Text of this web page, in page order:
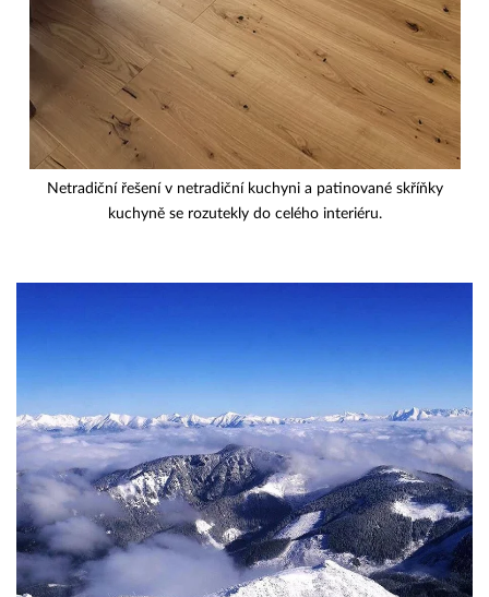
Netradiční řešení v netradiční kuchyni a patinované skříňky
kuchyně se rozutekly do celého interiéru.